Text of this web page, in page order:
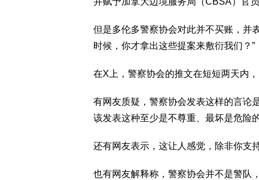
但是多伦多警察协会对此并不买账，并
时候，你才拿出这些提案来敷衍我们？”
在X上，警察协会的推文在短短两天内
有网友质疑，警察协会发表这样的言论
该发表这种至少是不尊重、最坏是危险
还有网友表示，这让人感觉，除非你支
也有网友解释称，警察协会并不是警队